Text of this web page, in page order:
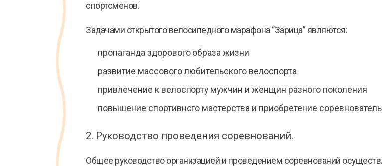
спортсменов.
Задачами открытого велосипедного марафона “Зарица” являются:
пропаганда здорового образа жизни
развитие массового любительского велоспорта
привлечение к велоспорту мужчин и женщин разного поколения
повышение спортивного мастерства и приобретение
2. Руководство проведения соревнований.
Общее руководство организацией и проведением соревнований